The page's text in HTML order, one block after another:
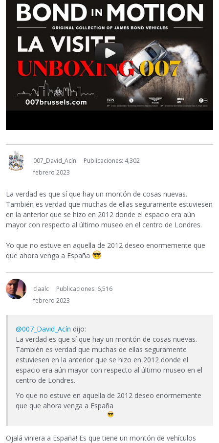
007_David_Acín
Publicaciones: 4,302
febrero 2023
La verdad es que sí que hay un montón de cosas nuevas.
También es verdad que muchas de ellas seguramente estuviesen
en la anterior que se hizo en 2012 donde el espacio era aún
mayor con respecto al último museo en el centro de Londres.
Yo que no estuve en aquella de 2012 deseo enormemente que
que ahora venga a España
claalc
Publicaciones: 6,516
febrero 2023
@007_David_Acín dijo:
La verdad es que sí que hay un montón de cosas nuevas.
También es verdad que muchas de ellas seguramente
estuviesen en la anterior que se hizo en 2012 donde el
espacio era aún mayor con respecto al último museo en el
centro de Londres.
Yo que no estuve en aquella de 2012 deseo enormemente
que que ahora venga a España
Ojalá viniera a España! Es que tiene un montón de vehículos